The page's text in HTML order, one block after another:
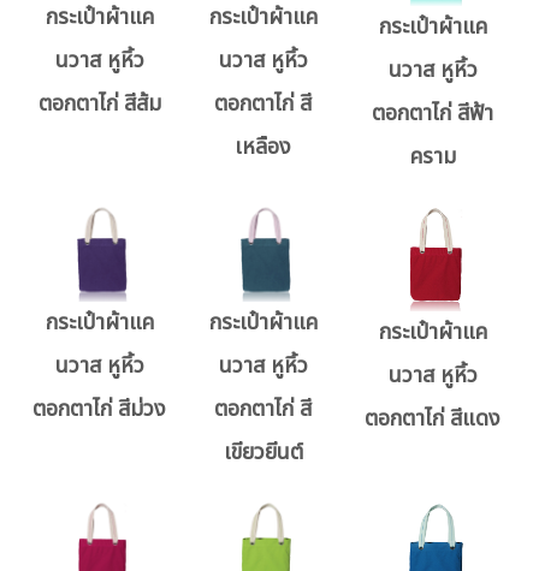
กระเป๋าผ้าแค
นวาส หูหิ้ว
ตอกตาไก่ สีส้ม
กระเป๋าผ้าแค
นวาส หูหิ้ว
ตอกตาไก่ สี
เหลือง
กระเป๋าผ้าแค
นวาส หูหิ้ว
ตอกตาไก่ สีฟ้า
คราม
กระเป๋าผ้าแค
นวาส หูหิ้ว
ตอกตาไก่ สีม่วง
กระเป๋าผ้าแค
นวาส หูหิ้ว
ตอกตาไก่ สี
เขียวยีนต์
กระเป๋าผ้าแค
นวาส หูหิ้ว
ตอกตาไก่ สีแดง